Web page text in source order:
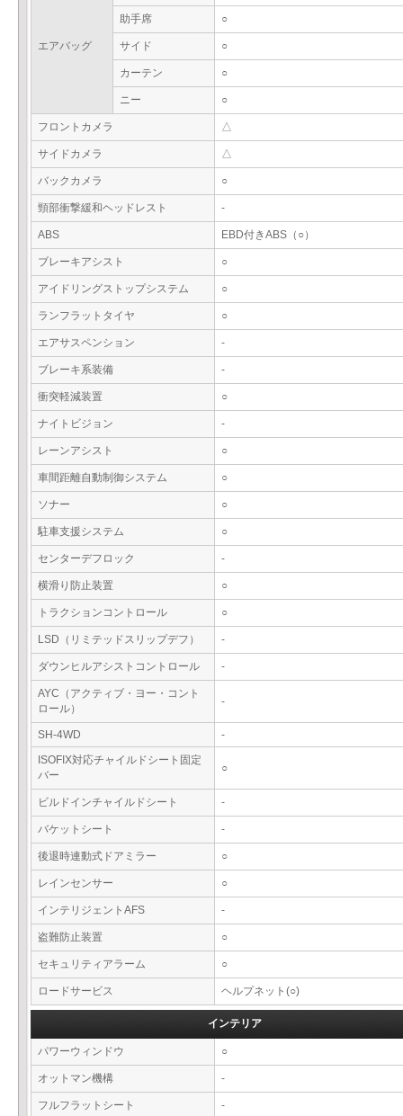
エアバッグ
助手席 ○
サイド ○
カーテン ○
ニー ○
フロントカメラ △
サイドカメラ △
バックカメラ ○
頸部衝撃緩和ヘッドレスト -
ABS EBD付きABS（○）
ブレーキアシスト ○
アイドリングストップシステム ○
ランフラットタイヤ ○
エアサスペンション -
ブレーキ系装備 -
衝突軽減装置 ○
ナイトビジョン -
レーンアシスト ○
車間距離自動制御システム ○
ソナー ○
駐車支援システム ○
センターデフロック -
横滑り防止装置 ○
トラクションコントロール ○
LSD（リミテッドスリップデフ） -
ダウンヒルアシストコントロール -
AYC（アクティブ・ヨー・コント
ロール）
-
SH-4WD
-
ISOFIX対応チャイルドシート固定
バー
○
ビルドインチャイルドシート -
バケットシート -
後退時連動式ドアミラー ○
レインセンサー ○
インテリジェントAFS -
盗難防止装置 ○
セキュリティアラーム ○
ロードサービス ヘルプネット(○)
インテリア
パワーウィンドウ ○
オットマン機構 -
フルフラットシート -